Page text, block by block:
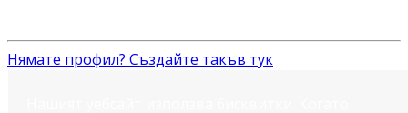
Нямате профил? Създайте такъв тук